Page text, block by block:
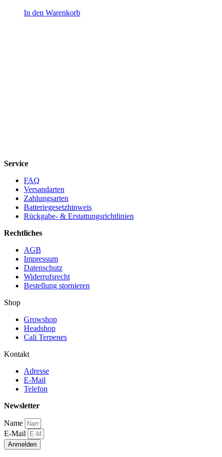
In den Warenkorb
Service
FAQ
Versandarten
Zahlungsarten
Batteriegesetzhinweis
Rückgabe- & Erstattungsrichtlinien
Rechtliches
AGB
Impressum
Datenschutz
Widerrufsrecht
Bestellung stornieren
Shop
Growshop
Headshop
Cali Terpenes
Kontakt
Adresse
E-Mail
Telefon
Newsletter
Name
E-Mail
Anmelden